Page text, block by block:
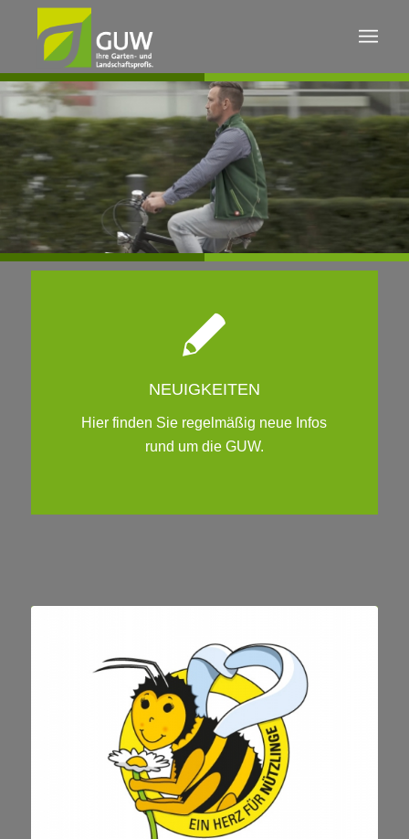
NEUIGKEITEN
Hier finden Sie regelmäßig neue Infos
rund um die GUW.